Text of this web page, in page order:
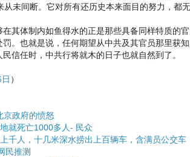
未间断。它对所有还历史本来面目的努力，都
其体制内如鱼得水的正是那些具备同样特质的
。也就是说，任何期望从中共及其官员那里获
信任时，中共行将就木的日子也就自然到了。
）
京政府的愤怒
就死亡1000多人- 民众
千人，十几米深水捞出上百辆车，含满员公交车
民推测